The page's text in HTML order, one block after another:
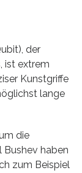
der
ist extrem
Kunstgriffe
lange
die
Bushev haben
zum Beispiel